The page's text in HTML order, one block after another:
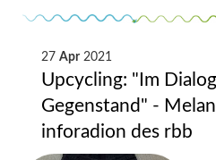
27 Apr2021
Upcycling: "Im
Gegenstand" -
inforadion des rbb